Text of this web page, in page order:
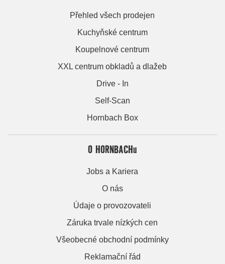
Přehled všech prodejen
Kuchyňské centrum
Koupelnové centrum
XXL centrum obkladů a dlažeb
Drive - In
Self-Scan
Hornbach Box
O HORNBACHu
Jobs a Kariera
O nás
Údaje o provozovateli
Záruka trvale nízkých cen
Všeobecné obchodní podmínky
Reklamační řád